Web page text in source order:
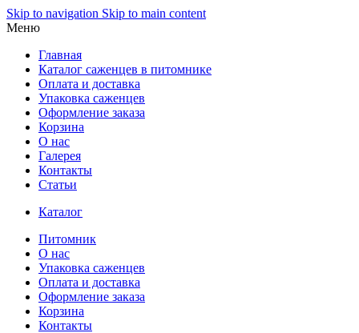
Skip to navigation Skip to main content
Меню
Главная
Каталог саженцев в питомнике
Оплата и доставка
Упаковка саженцев
Оформление заказа
Корзина
О нас
Галерея
Контакты
Статьи
Каталог
Питомник
О нас
Упаковка саженцев
Оплата и доставка
Оформление заказа
Корзина
Контакты